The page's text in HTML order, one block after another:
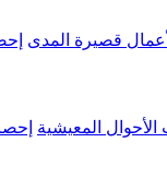
قصيرة المدى
الأحوال المعيشية